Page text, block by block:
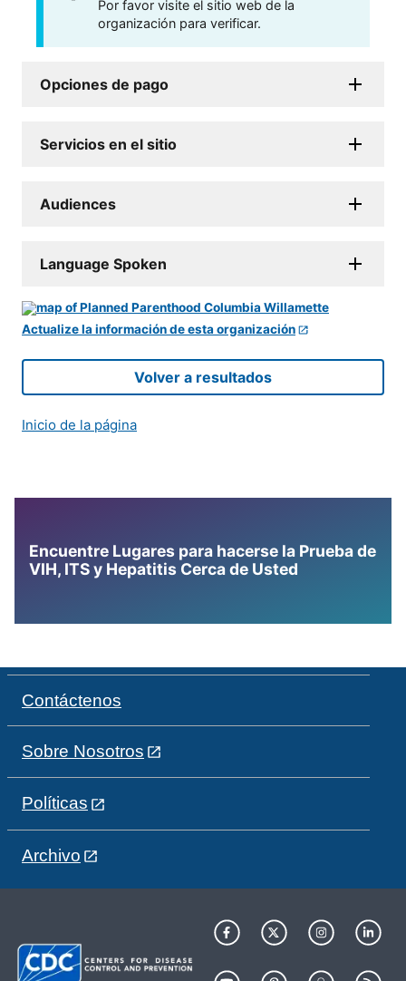
Por favor visite el sitio web de la
organización para verificar.
Opciones de pago
Servicios en el sitio
Audiences
Language Spoken
Actualize la información de esta organización
Volver a resultados
Inicio de la página
Encuentre Lugares para hacerse la Prueba de
VIH, ITS y Hepatitis Cerca de Usted
Contáctenos
Sobre Nosotros
Políticas
Archivo